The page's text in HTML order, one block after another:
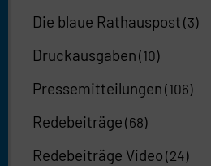
Die blaue Rathauspost (3)
Druckausgaben (10)
Pressemitteilungen (106)
Redebeiträge (68)
Redebeiträge Video (24)